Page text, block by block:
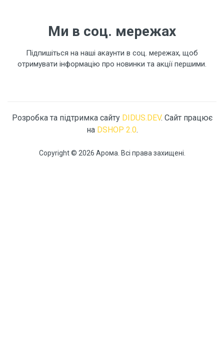
Ми в соц. мережах
Підпишіться на наші акаунти в соц. мережах, щоб
отримувати інформацію про новинки та акції першими.
Copyright © 2026 Арома. Всі права захищені.
Розробка та підтримка сайту DIDUS.DEV. Сайт працює
на DSHOP 2.0.